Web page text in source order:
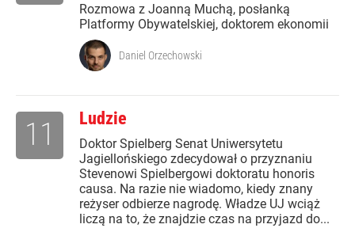
Rozmowa z Joanną Muchą, posłanką
Platformy Obywatelskiej, doktorem ekonomii
Daniel Orzechowski
Ludzie
Doktor Spielberg Senat Uniwersytetu
Jagiellońskiego zdecydował o przyznaniu
Stevenowi Spielbergowi doktoratu honoris
causa. Na razie nie wiadomo, kiedy znany
reżyser odbierze nagrodę. Władze UJ wciąż
liczą na to, że znajdzie czas na przyjazd do...
11